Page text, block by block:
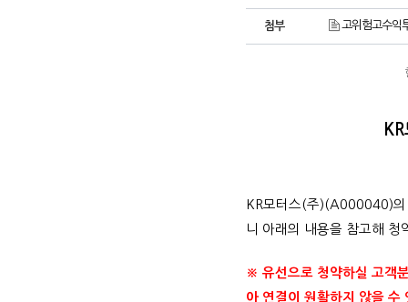
첨부 고위험고수익
KR모터스(주)(A000040)
니 아래의 내용을 참고해 청
※ 유선으로 청약하실 고객
아 연결이 원활하지 않을 수